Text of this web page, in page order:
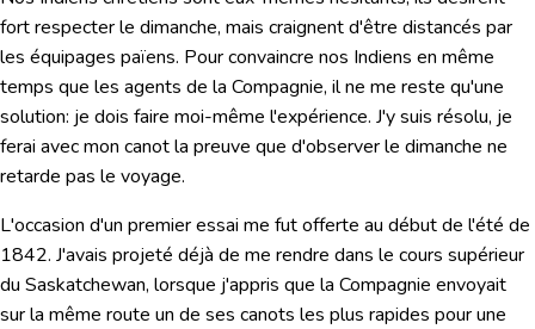
fort respecter le dimanche, mais craignent d'être distancés par
les équipages païens. Pour convaincre nos Indiens en même
temps que les agents de la Compagnie, il ne me reste qu'une
solution: je dois faire moi-même l'expérience. J'y suis résolu, je
ferai avec mon canot la preuve que d'observer le dimanche ne
retarde pas le voyage.
L'occasion d'un premier essai me fut offerte au début de l'été de
1842. J'avais projeté déjà de me rendre dans le cours supérieur
du Saskatchewan, lorsque j'appris que la Compagnie envoyait
sur la même route un de ses canots les plus rapides pour une